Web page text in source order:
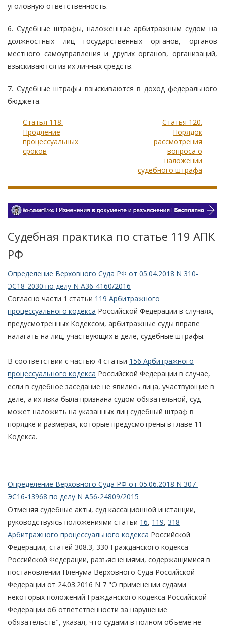
уголовную ответственность.
6. Судебные штрафы, наложенные арбитражным судом на
должностных лиц государственных органов, органов
местного самоуправления и других органов, организаций,
взыскиваются из их личных средств.
7. Судебные штрафы взыскиваются в доход федерального
бюджета.
Статья 118.
Продление
процессуальных
сроков
Статья 120.
Порядок
рассмотрения
вопроса о
наложении
судебного штрафа
Судебная практика по статье 119 АПК
РФ
Определение Верховного Суда РФ от 05.04.2018 N 310-
ЭС18-2030 по делу N А36-4160/2016
Согласно части 1 статьи 119 Арбитражного
процессуального кодекса Российской Федерации в случаях,
предусмотренных Кодексом, арбитражные суды вправе
налагать на лиц, участвующих в деле, судебные штрафы.
В соответствии с частью 4 статьи 156 Арбитражного
процессуального кодекса Российской Федерации в случае,
если в судебное заседание не явились лица, участвующие в
деле, а их явка была признана судом обязательной, суд
может наложить на указанных лиц судебный штраф в
порядке и размерах, которые предусмотрены в главе 11
Кодекса.
Определение Верховного Суда РФ от 05.06.2018 N 307-
ЭС16-13968 по делу N А56-24809/2015
Отменяя судебные акты, суд кассационной инстанции,
руководствуясь положениями статьи 16, 119, 318
Арбитражного процессуального кодекса Российской
Федерации, статей 308.3, 330 Гражданского кодекса
Российской Федерации, разъяснениями, содержащимися в
постановлении Пленума Верховного Суда Российской
Федерации от 24.03.2016 N 7 "О применении судами
некоторых положений Гражданского кодекса Российской
Федерации об ответственности за нарушение
обязательств", указал, что судами в полном объеме не